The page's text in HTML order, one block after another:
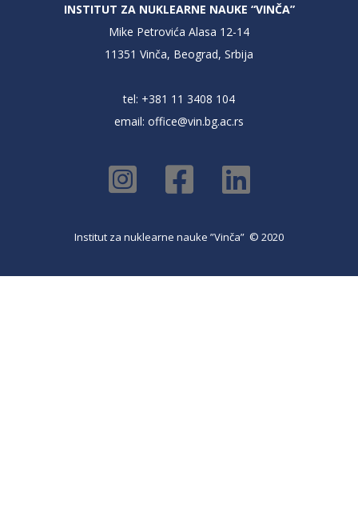
INSTITUT ZA NUKLEARNE NAUKE “VINČA”
Mike Petrovića Alasa 12-14
11351 Vinča, Beograd, Srbija
tel: +381 11 3408 104
email: office@vin.bg.ac.rs
Institut za nuklearne nauke ”Vinča” © 2020